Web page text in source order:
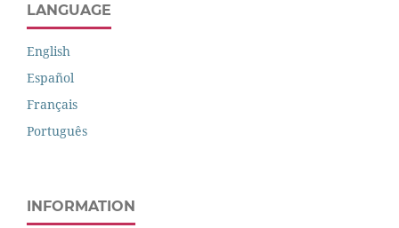
LANGUAGE
English
Español
Français
Português
INFORMATION